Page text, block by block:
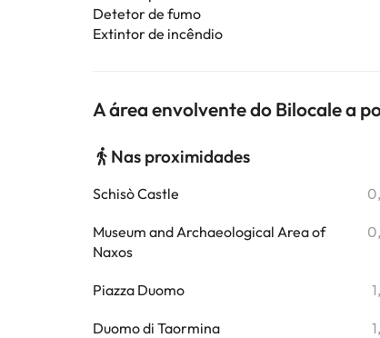
Detetor de fumo
Extintor de incêndio
A área envolvente do Bilocale a
Nas proximidades
Schisò Castle
Museum and Archaeological Area of
Naxos
Piazza Duomo
Duomo di Taormina